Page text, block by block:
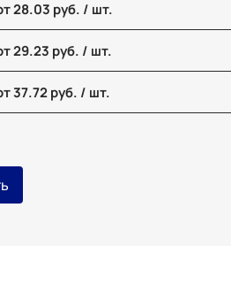
28.03 руб. / шт.
29.23 руб. / шт.
37.72 руб. / шт.